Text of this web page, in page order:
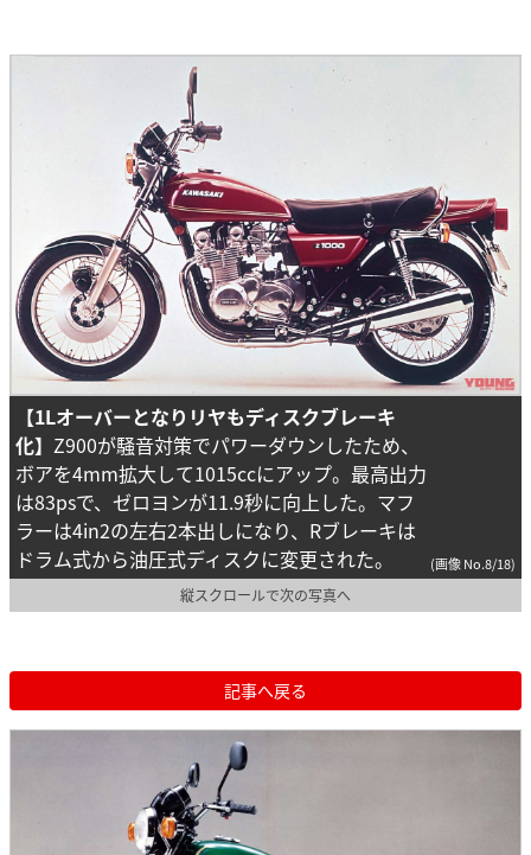
【1Lオーバーとなりリヤもディスクブレーキ
化】 Z900が騒音対策でパワーダウンしたため、
ボアを4mm拡大して1015ccにアップ。最高出力
は83psで、ゼロヨンが11.9秒に向上した。マフ
ラーは4in2の左右2本出しになり、Rブレーキは
ドラム式から油圧式ディスクに変更された。
(画像 No.8/18)
縦スクロールで次の写真へ
記事へ戻る